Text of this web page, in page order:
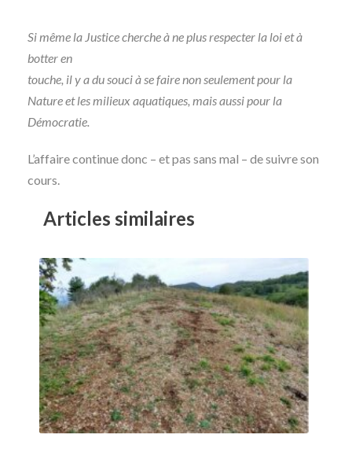
Si même la Justice cherche à ne plus respecter la loi et à
botter en
touche, il y a du souci à se faire non seulement pour la
Nature et les milieux aquatiques, mais aussi pour la
Démocratie.
L’affaire continue donc – et pas sans mal – de suivre son
cours.
Articles similaires